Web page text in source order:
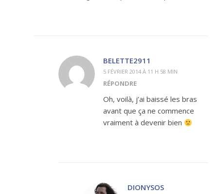
BELETTE2911
5 FÉVRIER 2014 À 11 H 58 MIN
RÉPONDRE
Oh, voilà, j’ai baissé les bras
avant que ça ne commence
vraiment à devenir bien
DIONYSOS